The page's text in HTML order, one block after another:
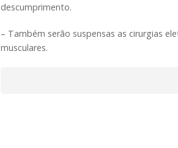
descumprimento.
– Também serão suspensas as cirurgias
musculares.